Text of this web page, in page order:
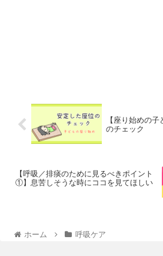
【座り始めの
のチェック
【呼吸／排痰のために見るべきポイント
①】息苦しそうな時にココを見てほしい
ホーム 呼吸ケア